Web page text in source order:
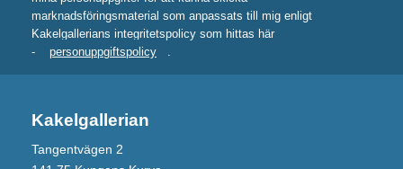
marknadsföringsmaterial som anpassats till mig enligt
Kakelgallerians integritetspolicy som hittas här
-
personuppgiftspolicy .
Kakelgallerian
Tangentvägen 2